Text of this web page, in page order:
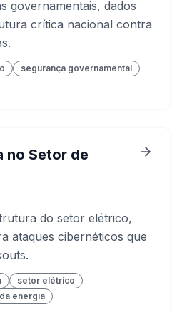
governamentais, dados
crítica nacional contra
segurança governamental
no Setor de
do setor elétrico,
ataques cibernéticos que
setor elétrico
energia